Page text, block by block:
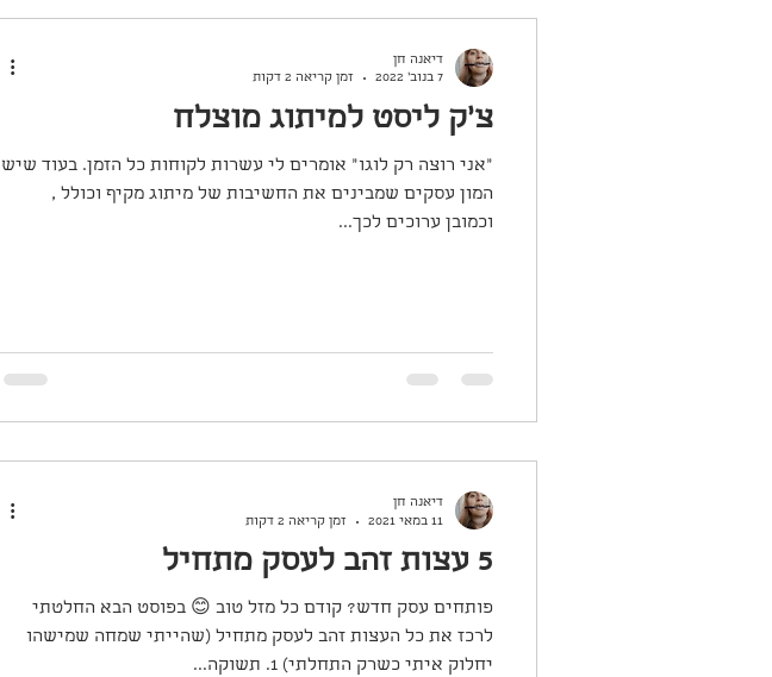
צ'ק ליסט למיתוג מוצלח
"אני רוצה רק לוגו" אומרים לי עשרות לקוחות כל הזמן. בעוד שיש
המון עסקים שמבינים את החשיבות של מיתוג מקיף וכולל ,
וכמובן ערוכים לכך...
דיאנה חן
7 בנוב׳ 2022
זמן קריאה 2 דקות
5 עצות זהב לעסק מתחיל
פותחים עסק חדש? קודם כל מזל טוב 😊 בפוסט הבא החלטתי
לרכז את כל העצות זהב לעסק מתחיל (שהייתי שמחה שמישהו
יחלוק איתי כשרק התחלתי) 1. תשוקה...
דיאנה חן
11 במאי 2021
זמן קריאה 2 דקות